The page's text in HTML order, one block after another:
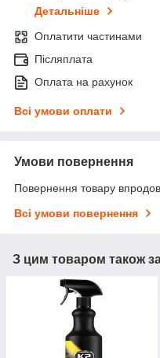
Детальніше
Оплатити частинами
Післяплата
Оплата на рахунок
Всі умови оплати
Умови повернення
Повернення товару
Всі умови повернення
З цим товаром також